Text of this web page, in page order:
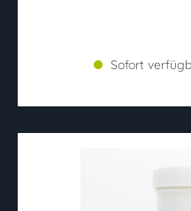
Sofort